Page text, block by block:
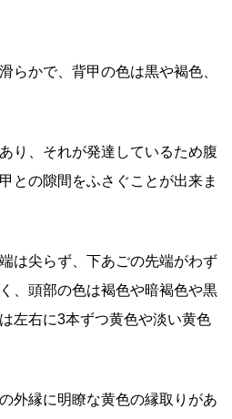
らかで、背甲の色は黒や褐色、
り、それが発達しているため腹
との隙間をふさぐことが出来ま
は尖らず、下あごの先端がわず
、頭部の色は褐色や暗褐色や黒
左右に3本ずつ黄色や淡い黄色
外縁に明瞭な黄色の縁取りがあ